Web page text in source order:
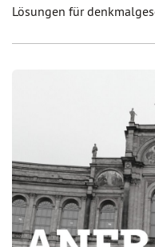
Lösungen für